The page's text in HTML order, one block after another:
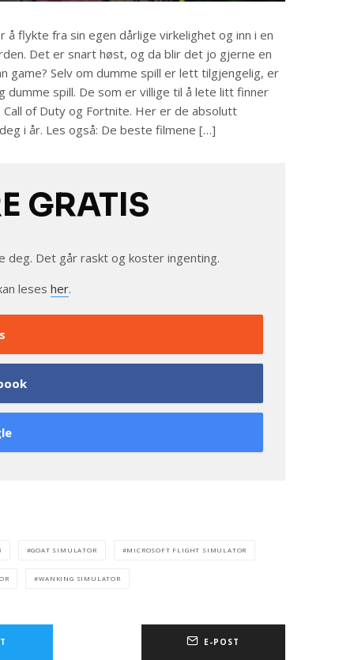
flykte fra sin egen dårlige virkelighet og inn i en
Det er snart høst, og da blir det jo gjerne en
game? Selv om dumme spill er lett tilgjengelig, er
dumme spill. De som er villige til å lete litt finner
of Duty og Fortnite. Her er de absolutt
i år. Les også: De beste filmene […]
GRATIS
deg. Det går raskt og koster ingenting.
leses her.
GOAT SIMULATOR MICROSOFT FLIGHT SIMULATOR
WANKING SIMULATOR
E-POST